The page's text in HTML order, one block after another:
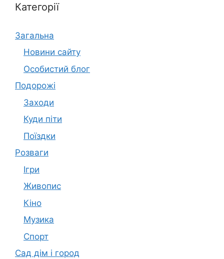
Категорії
Загальна
Новини сайту
Особистий блог
Подорожі
Заходи
Куди піти
Поїздки
Розваги
Ігри
Живопис
Кіно
Музика
Спорт
Сад дім і город